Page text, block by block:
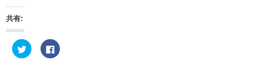
共有:
ク
リ
F
a